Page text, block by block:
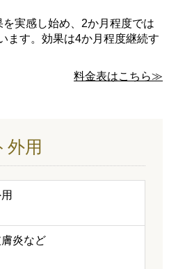
実感し始め、2か月程度では
ます。効果は4か月程度継続す
料金表はこちら≫
外用
炎など